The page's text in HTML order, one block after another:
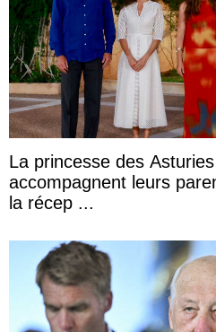
La princesse des
accompagnent leurs
la récep ...